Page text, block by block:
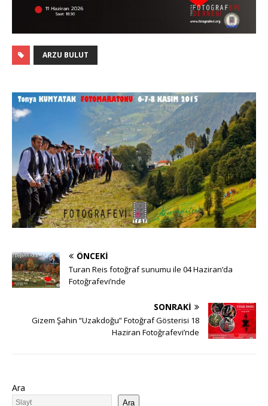
ARZU BULUT
ÖNCEKI
Turan Reis fotoğraf sunumu ile 04 Haziran’da
Fotoğrafevi’nde
SONRAKI
Gizem Şahin “Uzakdoğu” Fotoğraf Gösterisi 18
Haziran Fotoğrafevi’nde
Ara
Ara